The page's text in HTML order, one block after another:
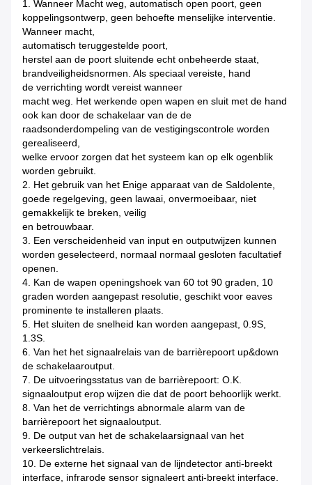
1. Wanneer Macht weg, automatisch open poort, geen
koppelingsontwerp, geen behoefte menselijke interventie.
Wanneer macht,
automatisch teruggestelde poort,
herstel aan de poort sluitende echt onbeheerde staat,
brandveiligheidsnormen. Als speciaal vereiste, hand
de verrichting wordt vereist wanneer
macht weg. Het werkende open wapen en sluit met de hand
ook kan door de schakelaar van de de
raadsonderdompeling van de vestigingscontrole worden
gerealiseerd,
welke ervoor zorgen dat het systeem kan op elk ogenblik
worden gebruikt.
2. Het gebruik van het Enige apparaat van de Saldolente,
goede regelgeving, geen lawaai, onvermoeibaar, niet
gemakkelijk te breken, veilig
en betrouwbaar.
3. Een verscheidenheid van input en outputwijzen kunnen
worden geselecteerd, normaal normaal gesloten facultatief
openen.
4. Kan de wapen openingshoek van 60 tot 90 graden, 10
graden worden aangepast resolutie, geschikt voor eaves
prominente te installeren plaats.
5. Het sluiten de snelheid kan worden aangepast, 0.9S,
1.3S.
6. Van het het signaalrelais van de barrièrepoort up&down
de schakelaaroutput.
7. De uitvoeringsstatus van de barrièrepoort: O.K.
signaaloutput erop wijzen die dat de poort behoorlijk werkt.
8. Van het de verrichtings abnormale alarm van de
barrièrepoort het signaaloutput.
9. De output van het de schakelaarsignaal van het
verkeerslichtrelais.
10. De externe het signaal van de lijndetector anti-breekt
interface, infrarode sensor signaleert anti-breekt interface.